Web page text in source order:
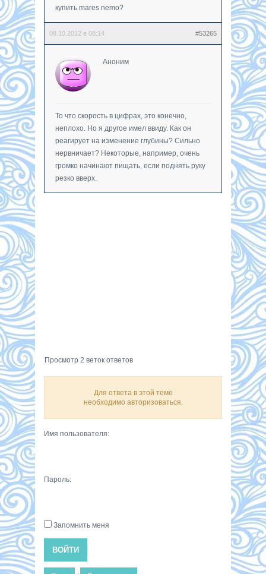
купить mares nemo?
08.10.2012 в 08:14 #53265
Аноним
То что скорость в цифрах, это конечно,
неплохо. Но я другое имел ввиду. Как он
реагирует на изменение глубины? Сильно
нервничает? Некоторые, например, очень
громко начинают пищать, если поднять руку
резко вверх.
Просмотр 2 веток ответов
Для ответа в этой теме
необходимо авторизоваться.
Имя пользователя:
Пароль:
Запомнить меня
ВОЙТИ